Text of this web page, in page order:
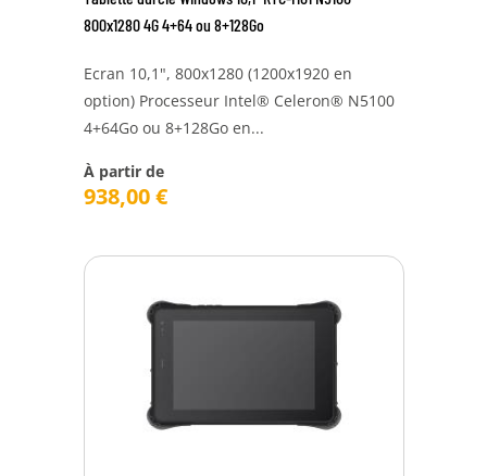
800x1280 4G 4+64 ou 8+128Go
Ecran 10,1", 800x1280 (1200x1920 en
option) Processeur Intel® Celeron® N5100
4+64Go ou 8+128Go en...
À partir de
938,00€